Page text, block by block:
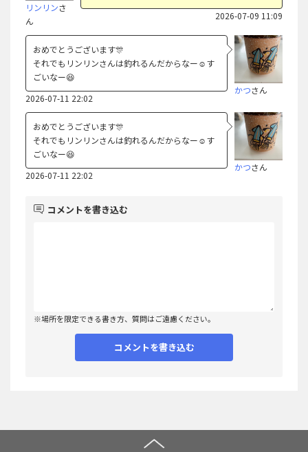
リンリンさ
ん
2026-07-09 11:09
おめでとうございます🎊
それでもリンリンさんは釣れるんだからなー☺️す
ごいなー😆
2026-07-11 22:02
かつさん
おめでとうございます🎊
それでもリンリンさんは釣れるんだからなー☺️す
ごいなー😆
2026-07-11 22:02
かつさん
コメントを書き込む
※場所を限定できる書き方、質問はご遠慮ください。